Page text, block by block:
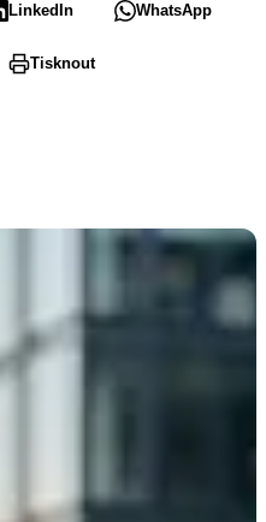
LinkedIn WhatsApp
Tisknout